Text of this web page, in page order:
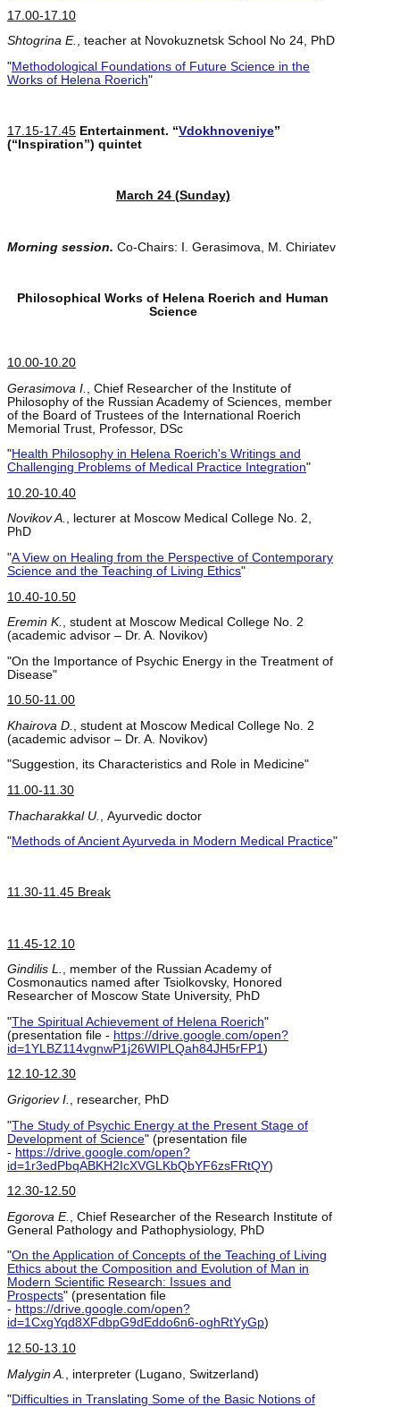
17.00-17.10
Shtogrina E. , teacher at Novokuznetsk School No 24, PhD
"Methodological Foundations of Future Science in the
Works of Helena Roerich"
17.15-17.45 Entertainment. “Vdokhnoveniye”
(“Inspiration”) quintet
March 24 (Sunday)
Morning session. Co-Chairs: I. Gerasimova, M. Chiriatev
Philosophical Works of Helena Roerich and Human
Science
10.00-10.20
Gerasimova I.
, Chief Researcher of the Institute of
Philosophy of the Russian Academy of Sciences, member
of the Board of Trustees of the International Roerich
Memorial Trust, Professor, DSc
"Health Philosophy in Helena Roerich's Writings and
Challenging Problems of Medical Practice Integration"
10.20-10.40
Novikov A. , lecturer at Moscow Medical College No. 2,
PhD
"A View on Healing from the Perspective of Contemporary
Science and the Teaching of Living Ethics"
10.40-10.50
Eremin K. , student at Moscow Medical College No. 2
(academic advisor – Dr. A. Novikov)
"On the Importance of Psychic Energy in the Treatment of
Disease"
10.50-11.00
Khairova D.
, student at Moscow Medical College No. 2
(academic advisor – Dr. A. Novikov)
"Suggestion, its Characteristics and Role in Medicine"
11.00-11.30
Thacharakkal U.
Ayurvedic doctor
"Methods of Ancient Ayurveda in Modern Medical Practice"
11.30-11.45 Break
11.45-12.10
Gindilis L. , member of the Russian Academy of
Cosmonautics named after Tsiolkovsky, Honored
Researcher of Moscow State University, PhD
"The Spiritual Achievement of Helena Roerich"
(presentation file - https://drive.google.com/open?
id=1YLBZ114vgnwP1j26WIPLQah84JH5rFP1 )
12.10-12.30
Grigoriev I. , researcher, PhD
"The Study of Psychic Energy at the Present Stage of
Development of Science" (presentation file
- https://drive.google.com/open?
id=1r3edPbqABKH2IcXVGLKbQbYF6zsFRtQY)
12.30-12.50
Egorova E.
, Chief Researcher of the Research Institute of
General Pathology and Pathophysiology, PhD
"On the Application of Concepts of the Teaching of Living
Ethics about the Composition and Evolution of Man in
Modern Scientific Research: Issues and
Prospects" (presentation file
- https://drive.google.com/open?
id=1CxgYqd8XFdbpG9dEddo6n6-oghRtYyGp)
12.50-13.10
Malygin A.
, interpreter (Lugano, Switzerland)
"Difficulties in Translating Some of the Basic Notions of